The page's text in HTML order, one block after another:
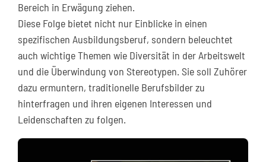
Bereich in Erwägung ziehen.
Diese Folge bietet nicht nur Einblicke in einen
spezifischen Ausbildungsberuf, sondern beleuchtet
auch wichtige Themen wie Diversität in der Arbeitswelt
und die Überwindung von Stereotypen. Sie soll Zuhörer
dazu ermuntern, traditionelle Berufsbilder zu
hinterfragen und ihren eigenen Interessen und
Leidenschaften zu folgen.